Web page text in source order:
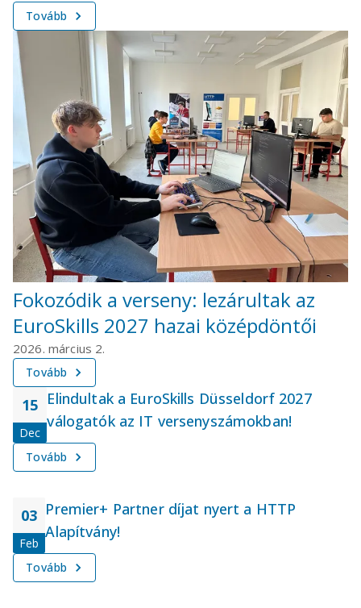
Tovább
Fokozódik a verseny: lezárultak az
EuroSkills 2027 hazai középdöntői
2026. március 2.
Tovább
15
Dec
Elindultak a EuroSkills Düsseldorf 2027
válogatók az IT versenyszámokban!
Tovább
03
Feb
Premier+ Partner díjat nyert a HTTP
Alapítvány!
Tovább